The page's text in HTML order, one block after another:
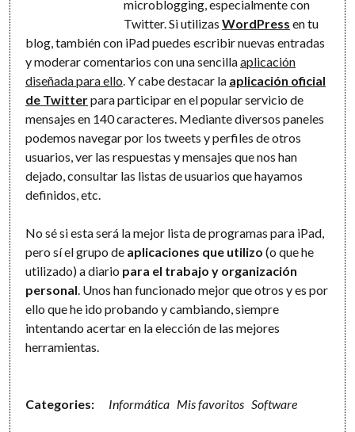
microblogging, especialmente con
Twitter. Si utilizasWordPress en tu
blog, también con iPad puedes escribir nuevas entradas
y moderar comentarios con una sencillaaplicación
diseñada para ello. Y cabe destacar la aplicación oficial
de Twitterpara participar en el popular servicio de
mensajes en 140 caracteres. Mediante diversos paneles
podemos navegar por los tweets y perfiles de otros
usuarios, ver las respuestas y mensajes que nos han
dejado, consultar las listas de usuarios que hayamos
definidos, etc.
No sé si esta será la mejor lista de programas para iPad,
pero sí el grupo de aplicaciones que utilizo (o que he
utilizado) a diario para el trabajo y organización
personal. Unos han funcionado mejor que otros y es por
ello que he ido probando y cambiando, siempre
intentando acertar en la elección de las mejores
herramientas.
Categories: Informática Mis favoritos Software